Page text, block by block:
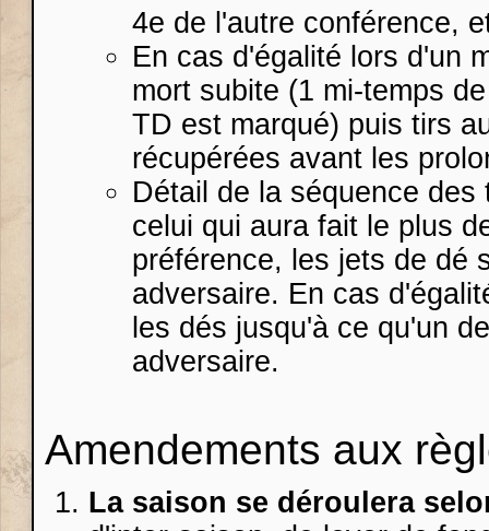
4e de l'autre conférence,
En cas d'égalité lors d'un
mort subite (1 mi-temps
TD est marqué) puis tirs
récupérées avant les
Détail de la séquence
celui qui aura fait le plus
préférence, les jets de dé
adversaire. En cas
les dés jusqu'à ce qu'un
adversaire.
Amendements aux
La saison se déroulera